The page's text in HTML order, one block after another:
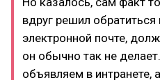
вдруг решил
электронной почте,
он обычно так не
объявляем в интранете,